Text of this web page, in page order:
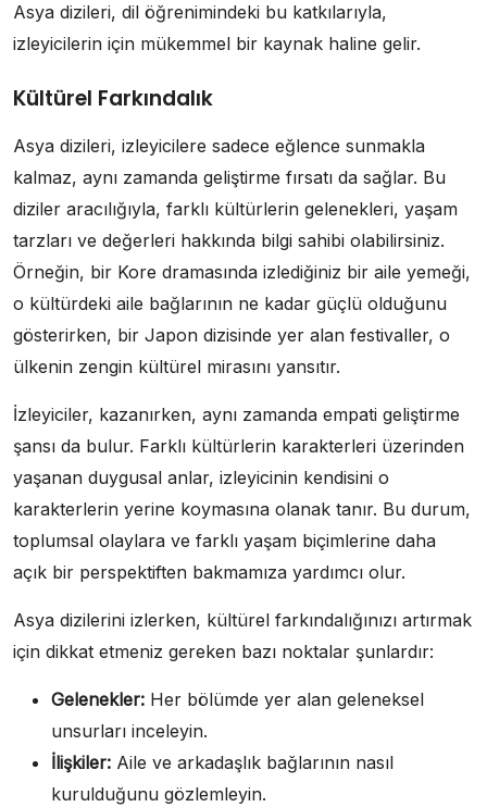
Asya dizileri, dil öğrenimindeki bu katkılarıyla,
izleyicilerin için mükemmel bir kaynak haline gelir.
Kültürel Farkındalık
Asya dizileri, izleyicilere sadece eğlence sunmakla
kalmaz, aynı zamanda geliştirme fırsatı da sağlar. Bu
diziler aracılığıyla, farklı kültürlerin gelenekleri, yaşam
tarzları ve değerleri hakkında bilgi sahibi olabilirsiniz.
Örneğin, bir Kore dramasında izlediğiniz bir aile yemeği,
o kültürdeki aile bağlarının ne kadar güçlü olduğunu
gösterirken, bir Japon dizisinde yer alan festivaller, o
ülkenin zengin kültürel mirasını yansıtır.
İzleyiciler, kazanırken, aynı zamanda empati geliştirme
şansı da bulur. Farklı kültürlerin karakterleri üzerinden
yaşanan duygusal anlar, izleyicinin kendisini o
karakterlerin yerine koymasına olanak tanır. Bu durum,
toplumsal olaylara ve farklı yaşam biçimlerine daha
açık bir perspektiften bakmamıza yardımcı olur.
Asya dizilerini izlerken, kültürel farkındalığınızı artırmak
için dikkat etmeniz gereken bazı noktalar şunlardır:
Gelenekler: Her bölümde yer alan geleneksel
unsurları inceleyin.
İlişkiler: Aile ve arkadaşlık bağlarının nasıl
kurulduğunu gözlemleyin.